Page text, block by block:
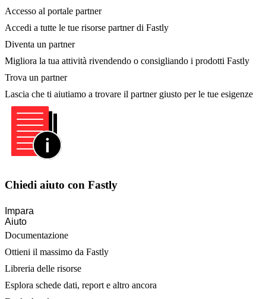
Accesso al portale partner
Accedi a tutte le tue risorse partner di Fastly
Diventa un partner
Migliora la tua attività rivendendo o consigliando i prodotti Fastly
Trova un partner
Lascia che ti aiutiamo a trovare il partner giusto per le tue esigenze
Chiedi aiuto con Fastly
Impara
Aiuto
Documentazione
Ottieni il massimo da Fastly
Libreria delle risorse
Esplora schede dati, report e altro ancora